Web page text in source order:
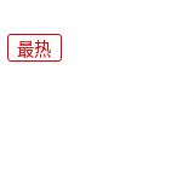
最热